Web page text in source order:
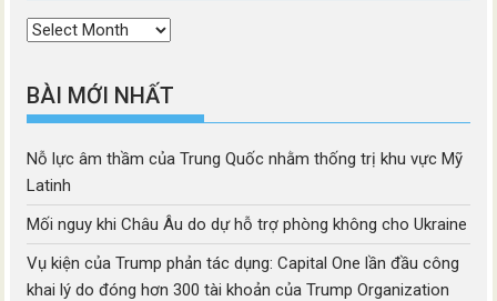
Thời
BÀI MỚI NHẤT
Nỗ lực âm thầm của Trung Quốc nhằm thống trị khu vực Mỹ
Latinh
Mối nguy khi Châu Âu do dự hỗ trợ phòng không cho Ukraine
Vụ kiện của Trump phản tác dụng: Capital One lần đầu công
khai lý do đóng hơn 300 tài khoản của Trump Organization